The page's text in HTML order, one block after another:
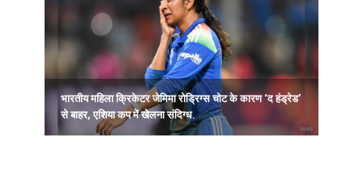
भारतीय महिला क्रिकेटर जेमिमा रोड्रिग्स चोट के कारण ‘द हंड्रेड’
से बाहर, एशिया कप में खेलना संदिग्ध.